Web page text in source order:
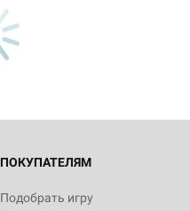
ПОКУПАТЕЛЯМ
Подобрать игру